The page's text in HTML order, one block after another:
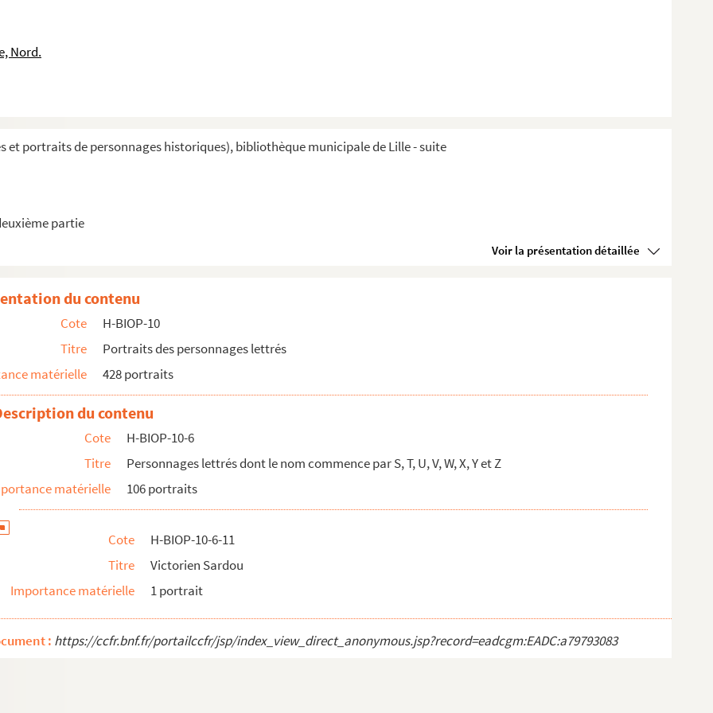
Nord.
et portraits de personnages historiques), bibliothèque municipale de Lille ​- suite
partie
Voir la présentation détaillée
par N, O, P, Q et R
du contenu
Cote
H-BIOP-10
Titre
Portraits des personnages lettrés
matérielle
428 portraits
du contenu
Cote
H-BIOP-10-6
Titre
Personnages lettrés dont le nom commence par S, T, U, V, W, X, Y et Z
matérielle
106 portraits
Cote
H-BIOP-10-6-11
Titre
Victorien Sardou
Importance matérielle
1 portrait
: https://ccfr.bnf.fr/portailccfr/jsp/index_view_direct_anonymous.jsp?record=eadcgm:EADC:a79793083